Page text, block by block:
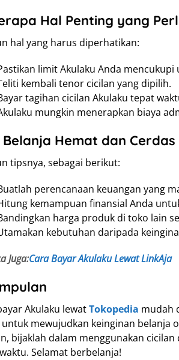
Hal Penting yang
hal yang harus diperhatikan:
limit Akulaku Anda
kembali tenor cicilan yang dipilih.
tagihan cicilan Akulaku tepat
mungkin menerapkan biaya
Belanja Hemat dan
tipsnya, sebagai berikut:
perencanaan keuangan yang
kemampuan finansial Anda
harga produk di toko lain
kebutuhan daripada
Juga:Cara Bayar Akulaku Lewat LinkAja
Akulaku lewatTokopedia mudah
mewujudkan keinginan belanja
bijaklah dalam menggunakan
Selamat berbelanja!